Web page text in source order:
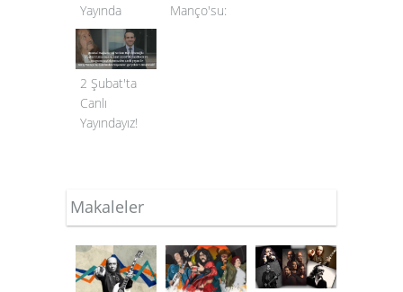
Yayında
Manço'su:
2 Şubat'ta
Canlı
Yayındayız!
Makaleler